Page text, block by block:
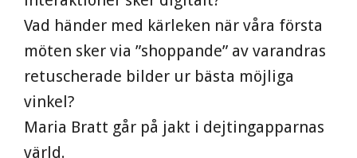
Vad händer med kärleken när våra första
möten sker via ”shoppande” av varandras
retuscherade bilder ur bästa möjliga
vinkel?
Maria Bratt går på jakt i dejtingapparnas
värld.